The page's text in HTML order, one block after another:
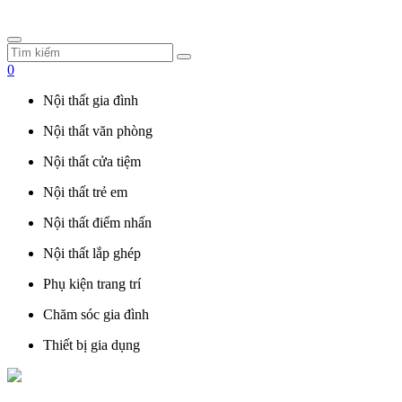
0
Nội thất gia đình
Nội thất văn phòng
Nội thất cửa tiệm
Nội thất trẻ em
Nội thất điểm nhấn
Nội thất lắp ghép
Phụ kiện trang trí
Chăm sóc gia đình
Thiết bị gia dụng